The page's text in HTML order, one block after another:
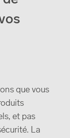
que vous
et pas
La